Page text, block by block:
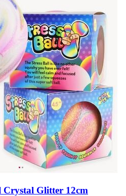
Crystal Glitter 12cm